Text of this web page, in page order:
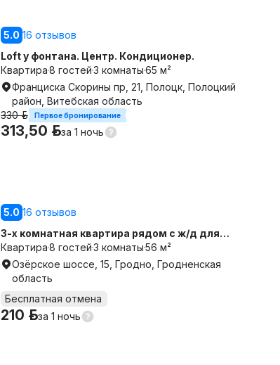
5.0 16 отзывов
Loft у фонтана. Центр. Кондиционер.
Квартира8 гостей3 комнаты65 м²
Франциска Скорины пр, 21, Полоцк, Полоцкий
район, Витебская область
330 р.
Первое бронирование
313,50 р.за 1 ночь
5.0 16 отзывов
3-х комнатная квартира рядом с ж/д для
командированных и гостей
Квартира8 гостей3 комнаты56 м²
Озёрское шоссе, 15, Гродно, Гродненская
область
Бесплатная отмена
210 р.за 1 ночь